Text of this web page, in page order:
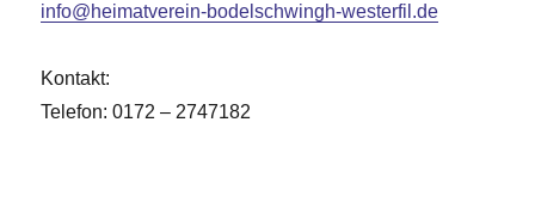
info@heimatverein-bodelschwingh-westerfil.de
Kontakt:
Telefon: 0172 – 2747182